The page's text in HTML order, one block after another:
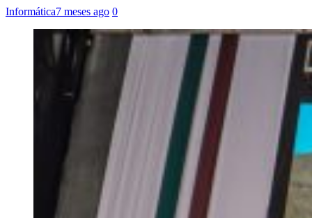
Informática7 meses ago 0